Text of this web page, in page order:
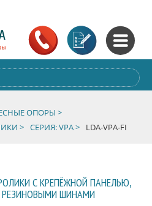
ОПОРЫ >
> СЕРИЯ: VPA > LDA-VPA-FI
С КРЕПЁЖНОЙ ПАНЕЛЬЮ,
ШИНАМИ